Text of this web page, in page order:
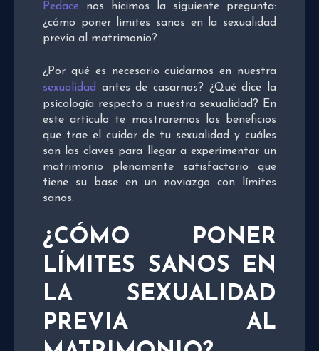
Pedace nos hicimos la siguiente pregunta:
¿cómo poner límites sanos en la sexualidad
previa al matrimonio?
¿Por qué es necesario cuidarnos en nuestra
sexualidad antes de casarnos? ¿Qué dice la
psicología respecto a nuestra sexualidad? En
este artículo te mostraremos los beneficios
que trae el cuidar de tu sexualidad y cuáles
son las claves para llegar a experimentar un
matrimonio plenamente satisfactorio que
tiene su base en un noviazgo con límites
sanos.
¿CÓMO PONER
LÍMITES SANOS EN
LA SEXUALIDAD
PREVIA AL